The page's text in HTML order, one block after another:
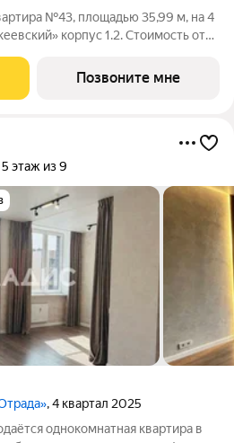
№43, площадью 35,99 м, на 4
корпус 1.2. Стоимость от
Проект расположился в
Позвоните мне
5 этаж из 9
, 4 квартал 2025
однокомнатная квартира в